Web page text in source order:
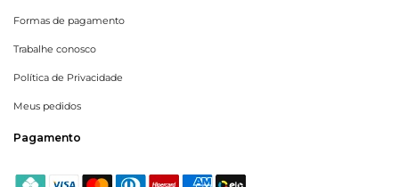
Formas de pagamento
Trabalhe conosco
Política de Privacidade
Meus pedidos
Pagamento